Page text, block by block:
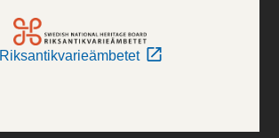
Riksantikvarieämbetet